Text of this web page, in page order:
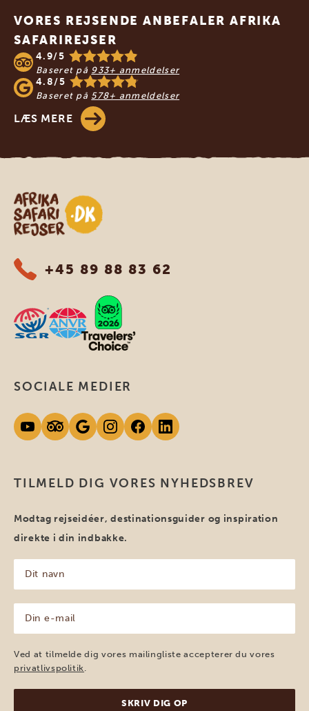
VORES REJSENDE ANBEFALER AFRIKA
SAFARIREJSER
4.9/5
Baseret på 933+ anmeldelser
4.8/5
Baseret på 578+ anmeldelser
LÆS MERE
Safari-rejser i Afrika
+45 89 88 83 62
TILMELD DIG VORES NYHEDSBREV
Modtag rejseidéer, destinationsguider og inspiration
direkte i din indbakke.
navn
(Påkrævet)
mail
(Påkrævet)
Ved at tilmelde dig vores mailingliste accepterer du vores
privatlivspolitik
SOCIALE MEDIER